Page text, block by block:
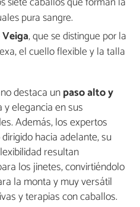
pura sangre.
, que se distingue por la
el cuello flexible y la talla
destaca unpaso alto y
elegancia en sus
Además, los expertos
hacia adelante, su
resultan
los jinetes, convirtiéndolo
la monta y muy versátil
y terapias con caballos.